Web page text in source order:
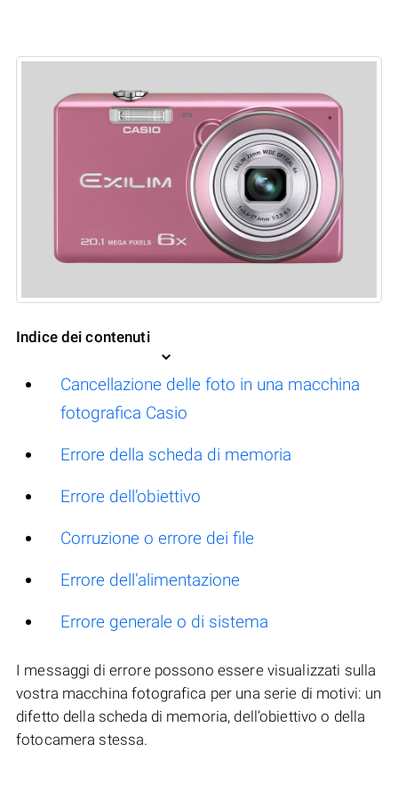
Indice dei contenuti
Cancellazione delle foto in una macchina
fotografica Casio
Errore della scheda di memoria
Errore dell’obiettivo
Corruzione o errore dei file
Errore dell’alimentazione
Errore generale o di sistema
I messaggi di errore possono essere visualizzati sulla
vostra macchina fotografica per una serie di motivi: un
difetto della scheda di memoria, dell’obiettivo o della
fotocamera stessa.